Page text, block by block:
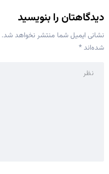
دیدگاهتان را بنویسید
نشانی ایمیل شما منتشر نخواهد شد.
شده‌اند*